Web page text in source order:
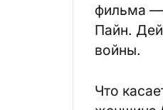
фильма —
Пайн.
войны.
Что